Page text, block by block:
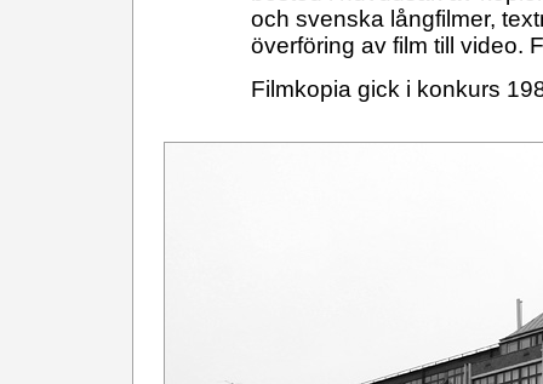
och svenska långfilmer,
överföring av film till video.
Filmkopia gick i konkurs